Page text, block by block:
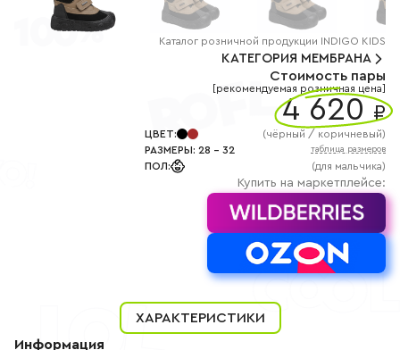
+7
(800)
777-
Каталог розничной продукции INDIGO KIDS
КАТЕГОРИЯ МЕМБРАНА
Стоимость пары
[рекомендуемая розничная цена]
4 620 ₽
ЦВЕТ: (чёрный / коричневый)
РАЗМЕРЫ: 28 - 32 таблица размеров
ПОЛ: (для мальчика)
Купить на маркетплейсе:
ХАРАКТЕРИСТИКИ
Информация